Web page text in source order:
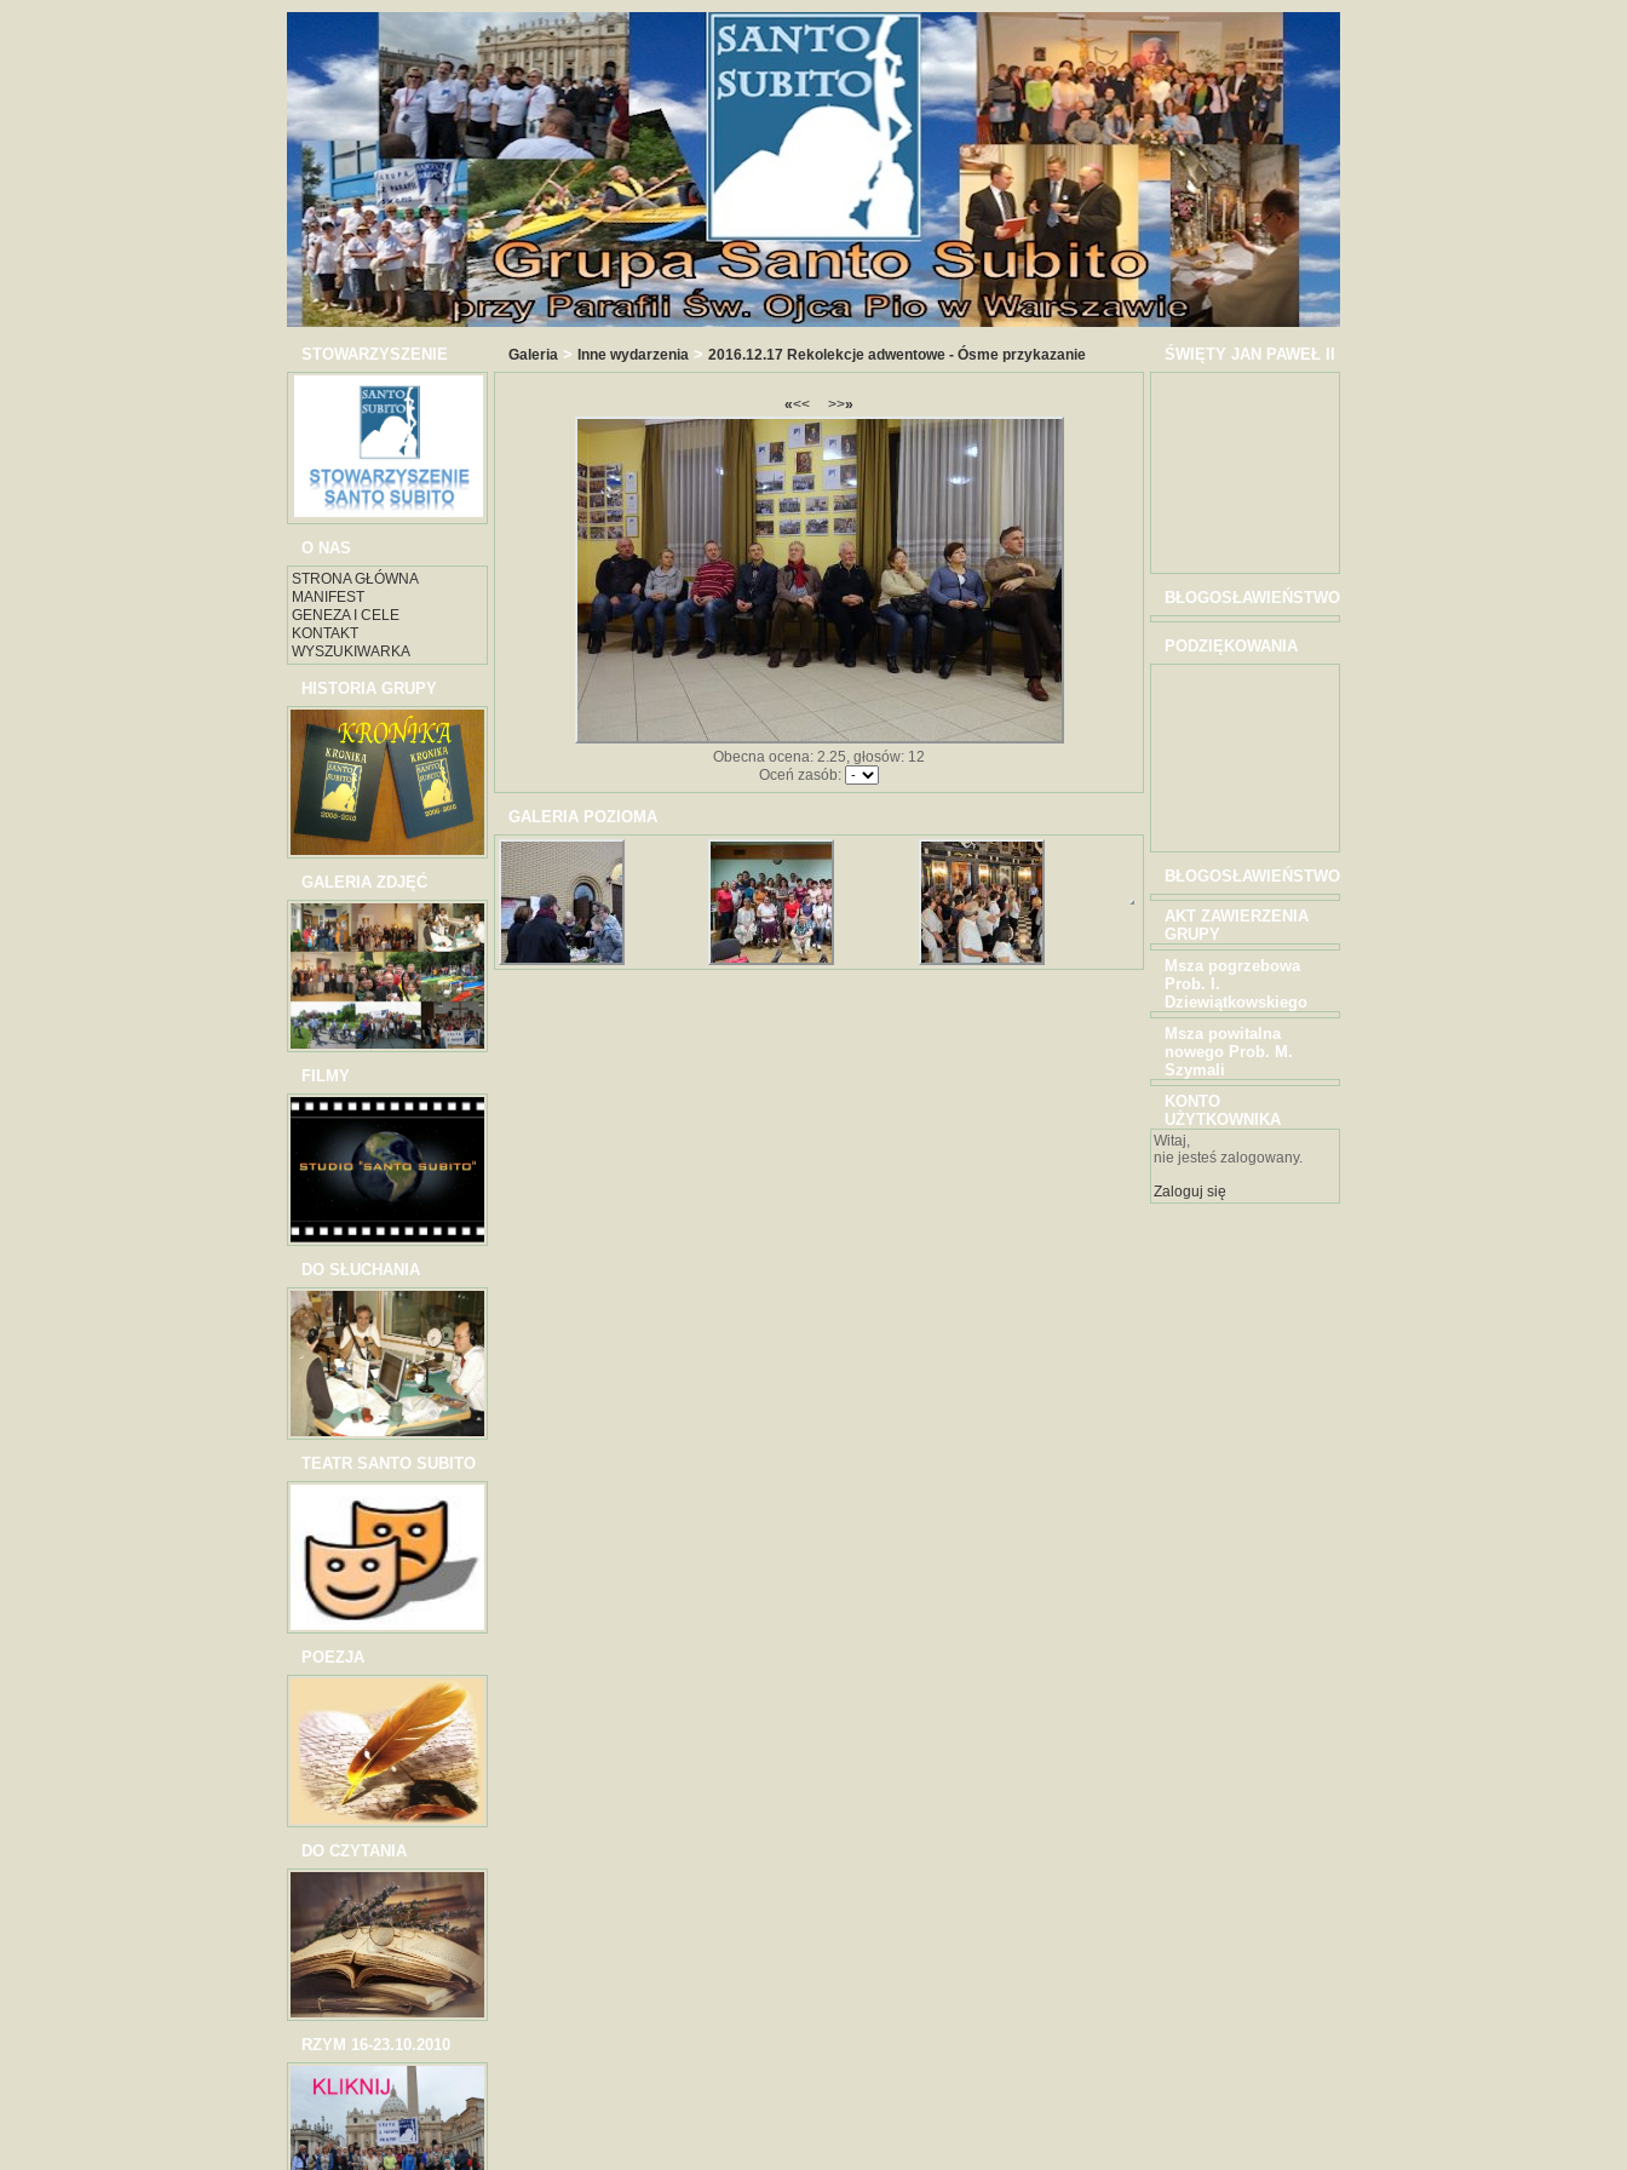
STOWARZYSZENIE
O NAS
STRONA GŁÓWNA
MANIFEST
GENEZA I CELE
KONTAKT
WYSZUKIWARKA
HISTORIA GRUPY
GALERIA ZDJĘĆ
FILMY
DO SŁUCHANIA
TEATR SANTO SUBITO
POEZJA
DO CZYTANIA
RZYM 16-23.10.2010
Galeria > Inne wydarzenia > 2016.12.17 Rekolekcje adwentowe - Ósme przykazanie
«<< >>»
Obecna ocena: 2.25, głosów: 12
Oceń zasób:
GALERIA POZIOMA
ŚWIĘTY JAN PAWEŁ II
BŁOGOSŁAWIEŃSTWO
PODZIĘKOWANIA
BŁOGOSŁAWIEŃSTWO
AKT ZAWIERZENIA
GRUPY
Msza pogrzebowa
Prob. I.
Dziewiątkowskiego
Msza powitalna
nowego Prob. M.
Szymali
KONTO
UŻYTKOWNIKA
Witaj,
nie jesteś zalogowany.
Zaloguj się